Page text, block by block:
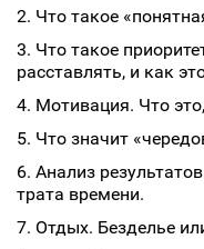
2. Что такое
3. Что такое
расставлять, и как
4. Мотивация. Что
5. Что значит
6. Анализ
трата времени.
7. Отдых. Безделье